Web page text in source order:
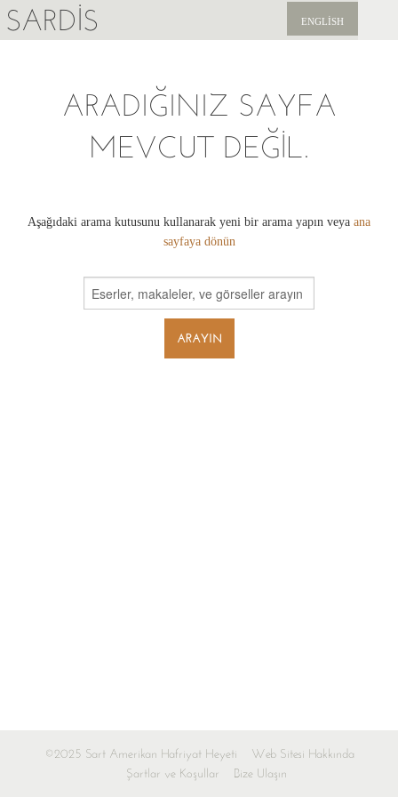
SARDIS ENGLISH
ARADIĞINIZ SAYFA
MEVCUT DEĞIL.
Aşağıdaki arama kutusunu kullanarak yeni bir arama yapın veya ana
sayfaya dönün
©2025 Sart Amerikan Hafriyat Heyeti
Web Sitesi Hakkında
Şartlar ve Koşullar
Bize Ulaşın